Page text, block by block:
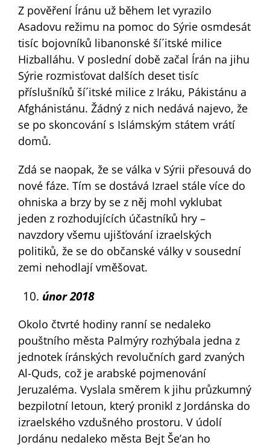
Z pověření Íránu už během let vyrazilo
Asadovu režimu na pomoc do Sýrie osmdesát
tisíc bojovníků libanonské ší´itské milice
Hizballáhu. V poslední době začal Írán na jihu
Sýrie rozmisťovat dalších deset tisíc
příslušníků ší´itské milice z Iráku, Pákistánu a
Afghánistánu. Žádný z nich nedává najevo, že
se po skoncování s Islámským státem vrátí
domů.
Zdá se naopak, že se válka v Sýrii přesouvá do
nové fáze. Tím se dostává Izrael stále více do
ohniska a brzy by se z něj mohl vyklubat
jeden z rozhodujících účastníků hry –
navzdory všemu ujišťování izraelských
politiků, že se do občanské války v sousední
zemi nehodlají vměšovat.
únor 2018
Okolo čtvrté hodiny ranní se nedaleko
pouštního města Palmýry rozhýbala jedna z
jednotek íránských revolučních gard zvaných
Al-Quds, což je arabské pojmenování
Jeruzaléma. Vyslala směrem k jihu průzkumný
bezpilotní letoun, který pronikl z Jordánska do
izraelského vzdušného prostoru. V údolí
Jordánu nedaleko města Bejt Še’an ho